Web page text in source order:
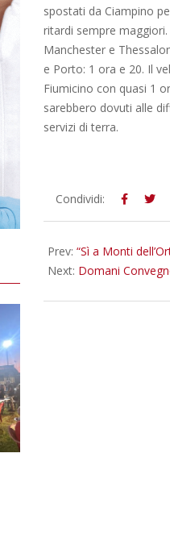
spostati da Ciampino
ritardi sempre
Manchester e
e Porto: 1 ora e 20. Il
Fiumicino con quasi 1
sarebbero dovuti alle
servizi di terra.
2012-
09-
Condividi:
Prev: “Sì a Monti
Next: Domani